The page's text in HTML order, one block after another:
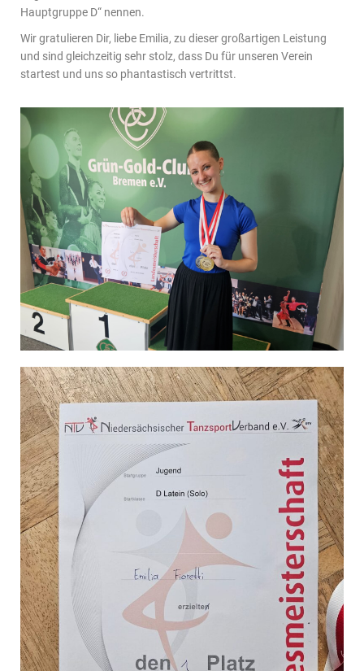
Hauptgruppe D“ nennen.
Wir gratulieren Dir, liebe Emilia, zu dieser großartigen Leistung
und sind gleichzeitig sehr stolz, dass Du für unseren Verein
startest und uns so phantastisch vertrittst.